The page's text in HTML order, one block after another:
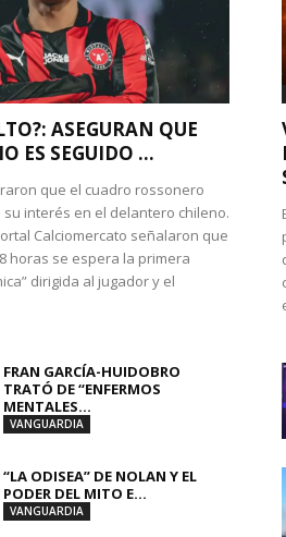
ASEGURAN QUE
ES SEGUIDO ...
que el cuadro rossonero
interés en el delantero chileno.
Calciomercato señalaron que
horas se espera la primera
dirigida al jugador y el
FRAN GARCÍA-HUIDOBRO
TRATÓ DE “ENFERMOS
MENTALES...
VANGUARDIA
“LA ODISEA” DE NOLAN Y EL
PODER DEL MITO E...
VANGUARDIA